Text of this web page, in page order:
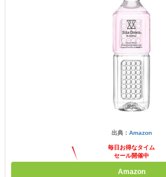
出典： Amazon
毎日お得なタイム
セール開催中
Amazon